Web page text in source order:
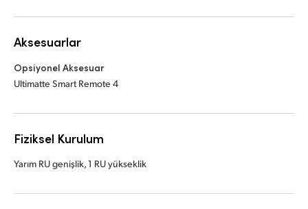
Aksesuarlar
Opsiyonel Aksesuar
Ultimatte Smart Remote 4
Fiziksel Kurulum
Yarım RU genişlik, 1 RU yükseklik